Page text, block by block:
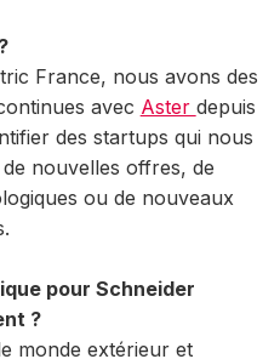
France, nous avons des
avec Aster depuis
des startups qui nous
nouvelles offres, de
ou de nouveaux
pour Schneider
?
monde extérieur et